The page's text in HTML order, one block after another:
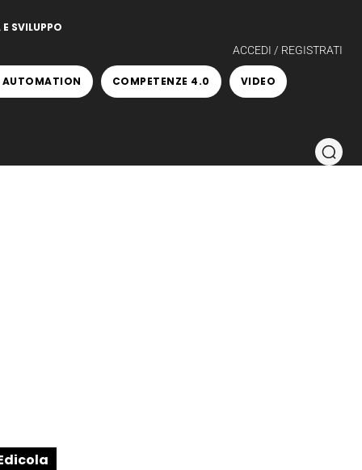
E SVILUPPO
ACCEDI / REGISTRATI
AUTOMATION COMPETENZE 4.0 VIDEO